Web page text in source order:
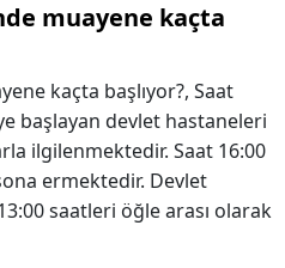
muayene kaçta
kaçta başlıyor?, Saat
başlayan devlet hastaneleri
ilgilenmektedir. Saat 16:00
ermektedir. Devlet
saatleri öğle arası olarak